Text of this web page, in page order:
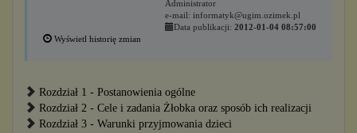
Administrator
e-mail: informatyk@ugim.ozimek.pl
Data publikacji: 2012-01-04 08:57:00
Wyświetl historię zmian
Rozdział 1 - Postanowienia ogólne
Rozdział 2 - Cele i zadania Żłobka oraz sposób ich realizacji
Rozdział 3 - Warunki przyjmowania dzieci